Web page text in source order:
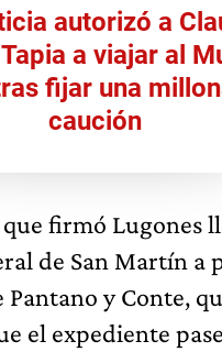
autorizó a
a viajar al
fijar una
caución
firmó Lugones
de San Martín a
Pantano y Conte,
el expediente